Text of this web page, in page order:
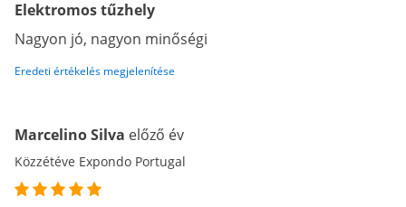
Elektromos tűzhely
Nagyon jó, nagyon minőségi
Eredeti értékelés megjelenítése
Marcelino Silva előző év
Közzétéve Expondo Portugal